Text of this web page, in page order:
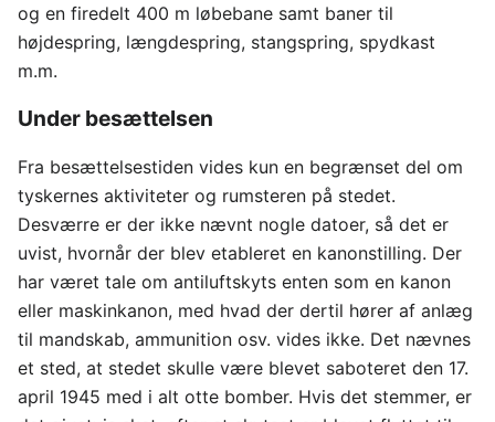
og en firedelt 400 m løbebane samt baner til
højdespring, længdespring, stangspring, spydkast
m.m.
Under besættelsen
Fra besættelsestiden vides kun en begrænset del om
tyskernes aktiviteter og rumsteren på stedet.
Desværre er der ikke nævnt nogle datoer, så det er
uvist, hvornår der blev etableret en kanonstilling. Der
har været tale om antiluftskyts enten som en kanon
eller maskinkanon, med hvad der dertil hører af anlæg
til mandskab, ammunition osv. vides ikke. Det nævnes
et sted, at stedet skulle være blevet saboteret den 17.
april 1945 med i alt otte bomber. Hvis det stemmer, er